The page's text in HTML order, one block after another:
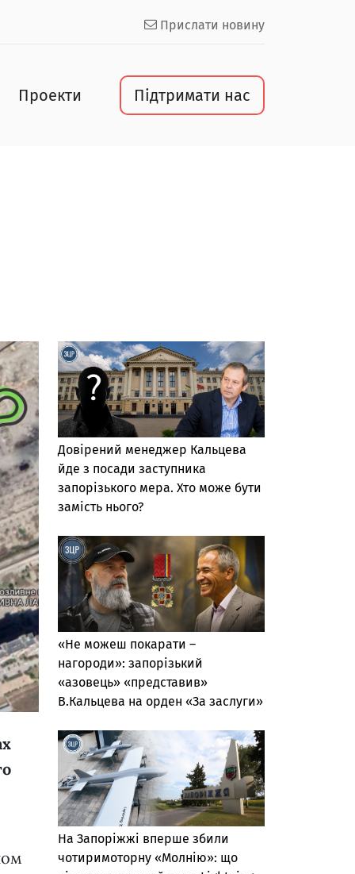
Прислати новину
Проекти Підтримати нас
Довірений менеджер Кальцева
йде з посади заступника
запорізького мера. Хто може бути
замість нього?
«Не можеш покарати –
нагороди»: запорізький
«азовець» «представив»
В.Кальцева на орден «За заслуги»
На Запоріжжі вперше збили
чотиримоторну «Молнію»: що